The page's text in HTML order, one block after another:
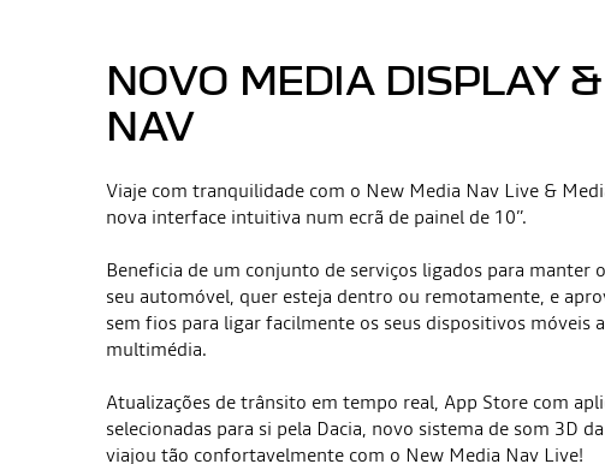
NOVO MEDIA DISPLAY
NAV
Viaje com tranquilidade com o New Media Nav Live &
nova interface intuitiva num ecrã de painel de 10”.
Beneficia de um conjunto de serviços ligados para manter
seu automóvel, quer esteja dentro ou remotamente, e
sem fios para ligar facilmente os seus dispositivos móveis
multimédia.
Atualizações de trânsito em tempo real, App Store com
selecionadas para si pela Dacia, novo sistema de som 3D
viajou tão confortavelmente com o New Media Nav Live!